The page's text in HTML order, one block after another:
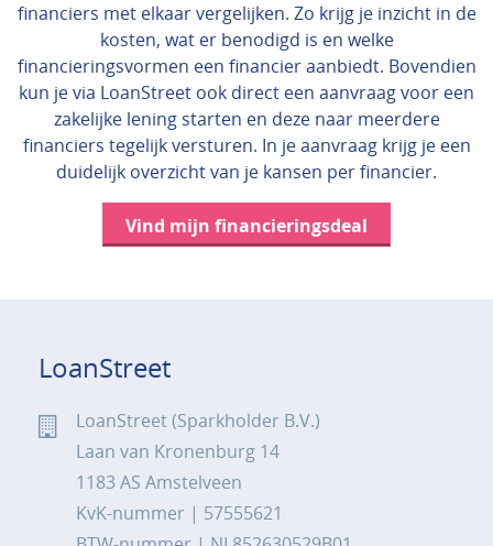
financiers met elkaar vergelijken. Zo krijg je inzicht in de
kosten, wat er benodigd is en welke
financieringsvormen een financier aanbiedt. Bovendien
kun je via LoanStreet ook direct een aanvraag voor een
zakelijke lening starten en deze naar meerdere
financiers tegelijk versturen. In je aanvraag krijg je een
duidelijk overzicht van je kansen per financier.
Vind mijn financieringsdeal
LoanStreet
LoanStreet (Sparkholder B.V.)
Laan van Kronenburg 14
1183 AS Amstelveen
KvK-nummer | 57555621